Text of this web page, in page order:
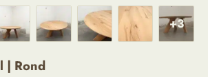
+3
| Rond